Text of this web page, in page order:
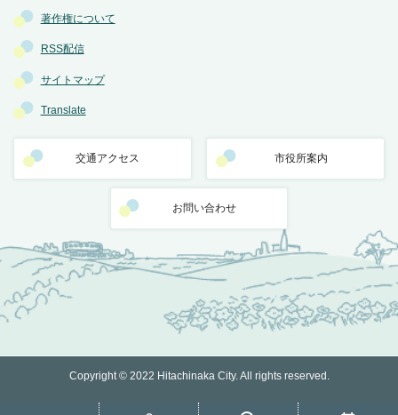
著作権について
RSS配信
サイトマップ
Translate
交通アクセス 市役所案内
お問い合わせ
Copyright © 2022 Hitachinaka City. All rights reserved.